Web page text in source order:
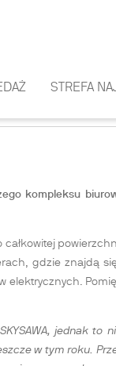
STREFA
kompleksu
gdzie znajdą
elektrycznych.
jednak
w tym roku.